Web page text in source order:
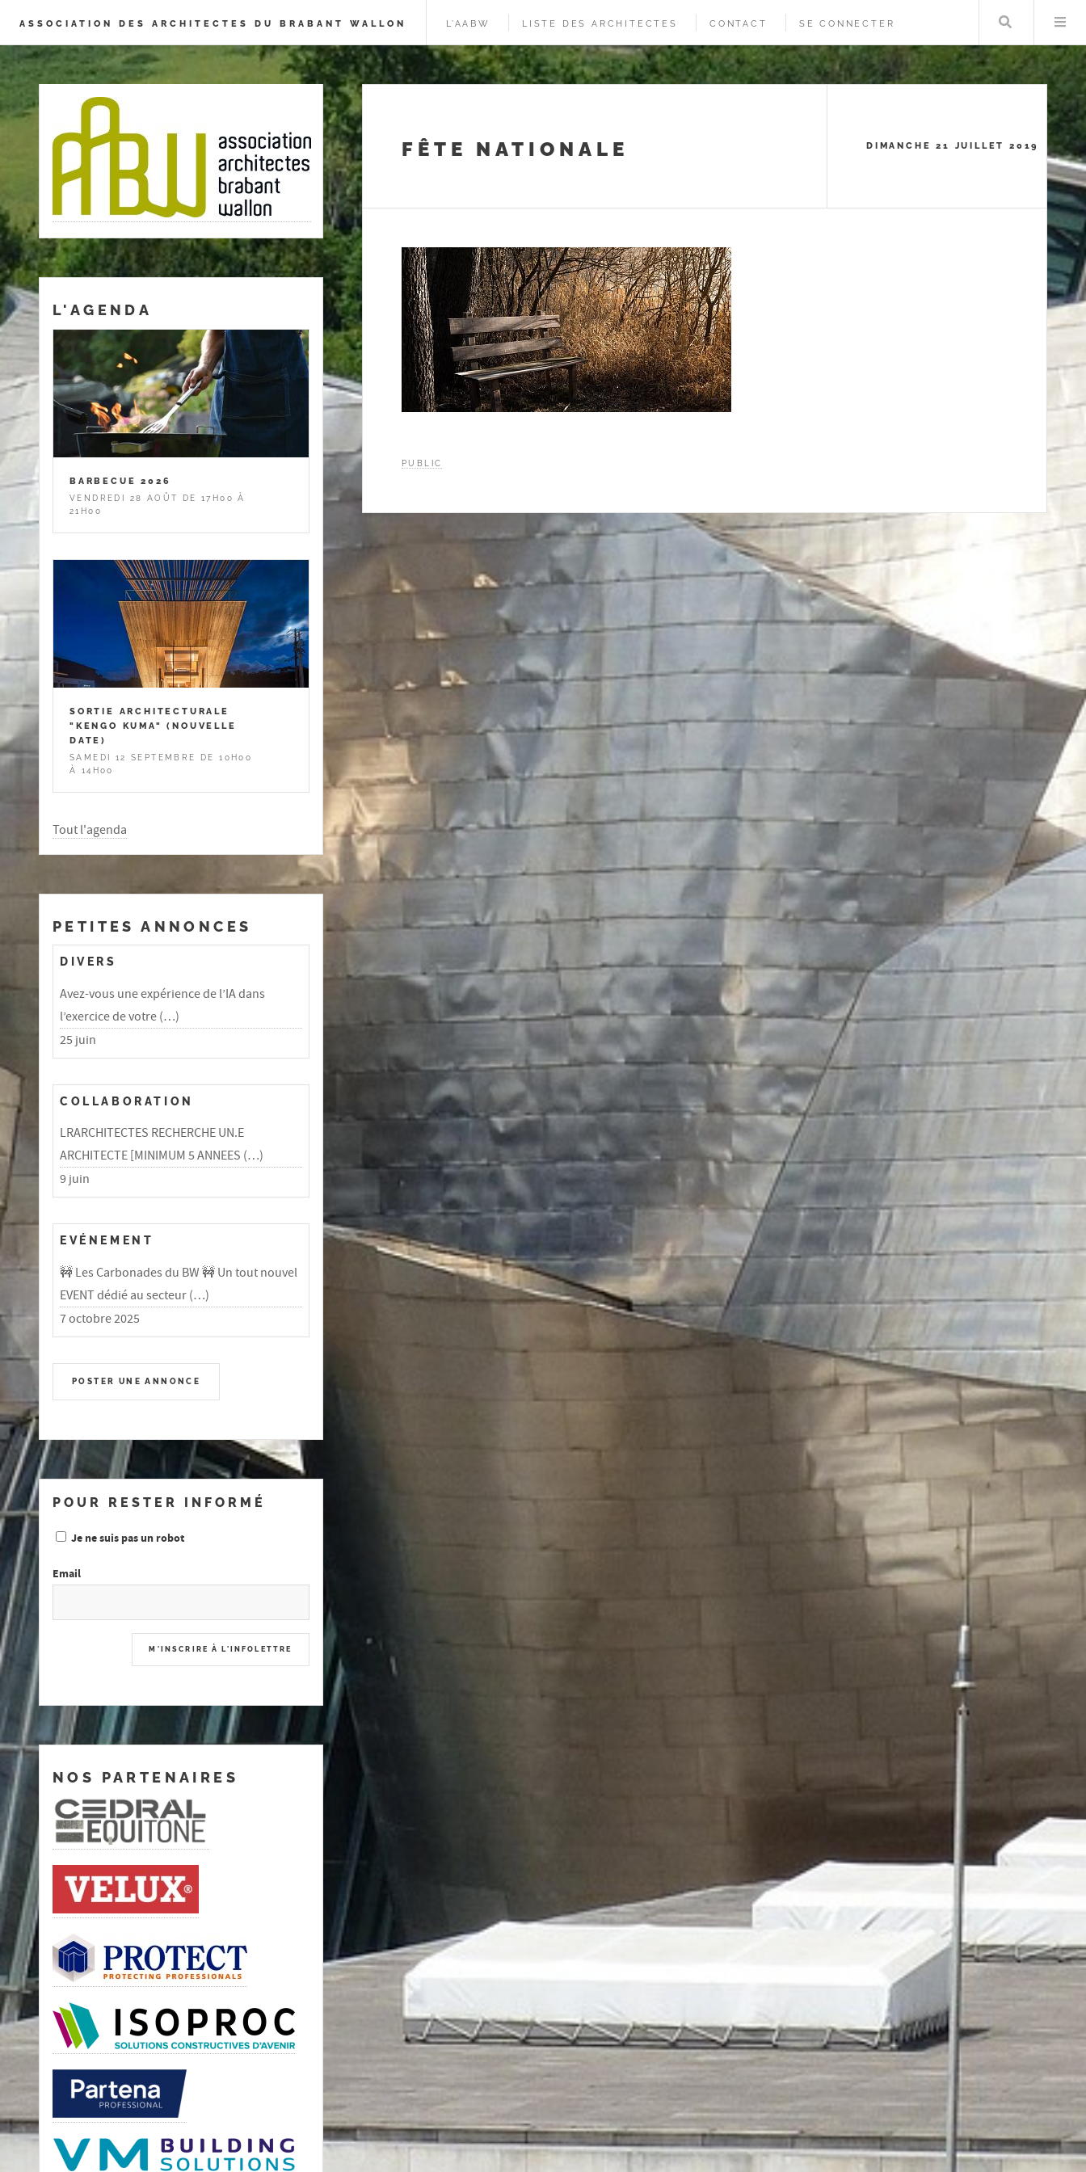
ASSOCIATION DES ARCHITECTES DU BRABANT WALLON L’AABW LISTE DES ARCHITECTES CONTACT SE CONNECTER Rechercher
FÊTE NATIONALE DIMANCHE 21 JUILLET 2019
PUBLIC
L'AGENDA
BARBECUE 2026
VENDREDI 28 AOÛT DE 17H00 À
21H00
SORTIE ARCHITECTURALE
"KENGO KUMA" (NOUVELLE
DATE)
SAMEDI 12 SEPTEMBRE DE 10H00
À 14H00
Tout l'agenda
PETITES ANNONCES
DIVERS
Avez-vous une expérience de l’IA dans
l’exercice de votre (…)
25 juin
COLLABORATION
LRARCHITECTES RECHERCHE UN.E
ARCHITECTE [MINIMUM 5 ANNEES (…)
9 juin
EVÉNEMENT
🚧 Les Carbonades du BW 🚧 Un tout nouvel
EVENT dédié au secteur (…)
7 octobre 2025
POSTER UNE ANNONCE
POUR RESTER INFORMÉ
Je ne suis pas un robot
Email
NOS PARTENAIRES